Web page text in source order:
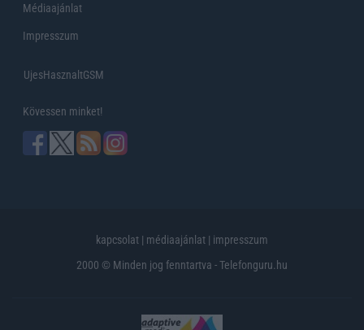
Médiaajánlat
Impresszum
UjesHasznaltGSM
Kövessen minket!
kapcsolat | médiaajánlat | impresszum
2000 © Minden jog fenntartva - Telefonguru.hu